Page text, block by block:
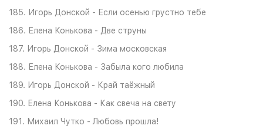
185. Игорь Донской - Если осенью грустно тебе
186. Елена Конькова - Две струны
187. Игорь Донской - Зима московская
188. Елена Конькова - Забыла кого любила
189. Игорь Донской - Край таёжный
190. Елена Конькова - Как свеча на свету
191. Михаил Чутко - Любовь прошла!